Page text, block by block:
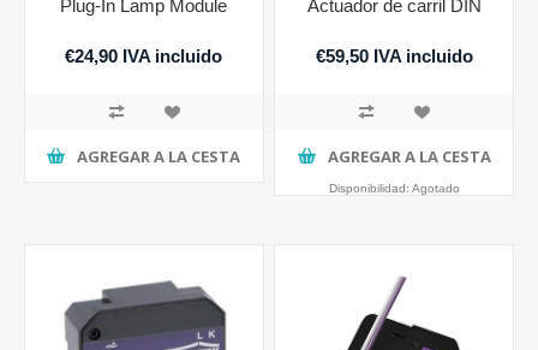
Plug-In Lamp Module
€24,90 IVA incluido
AGREGAR A LA CESTA
Actuador de carril DIN
€59,50 IVA incluido
AGREGAR A LA CESTA
Disponibilidad: Agotado